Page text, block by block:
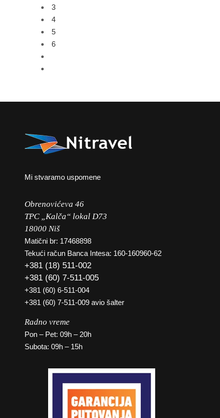
3
4
5
6
Mi stvaramo uspomene
Obrenovićeva 46
TPC „Kalča“ lokal D73
18000 Niš
Matični br: 17468898
Tekući račun Banca Intesa: 160-160960-62
+381 (18) 511-002
+381 (60) 7-511-005
+381 (60) 6-511-004
+381 (60) 7-511-009 avio šalter
Radno vreme
Pon – Pet: 09h – 20h
Subota: 09h – 15h